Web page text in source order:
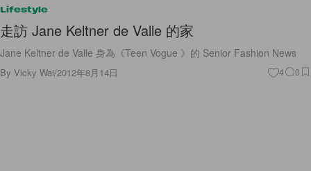
Lifestyle
走訪 Jane Keltner de Valle 的家
Jane Keltner de Valle 身為《Teen Vogue 》的 Senior Fashion News
By Vicky Wai/2012年8月14日 4 0